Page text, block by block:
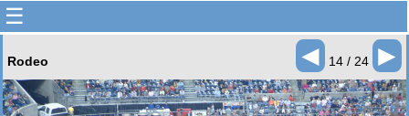
☰
Rodeo ◄ 14 / 24 ►